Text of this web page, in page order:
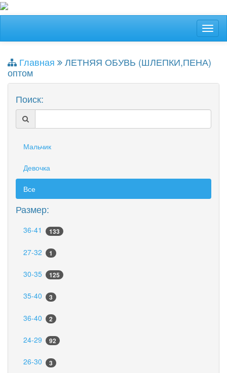
Главная
ЛЕТНЯЯ ОБУВЬ (ШЛЕПКИ,ПЕНА)
оптом
Поиск:
Мальчик
Девочка
Все
Размер:
36-41 133
27-32 1
30-35 125
35-40 3
36-40 2
24-29 92
26-30 3